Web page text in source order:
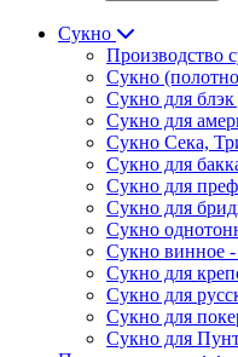
Сукно
Производство
Сукно
Сукно для
Сукно для
Сукно Сека,
Сукно для
Сукно для
Сукно для
Сукно
Сукно винное -
Сукно для
Сукно для
Сукно для
Сукно для